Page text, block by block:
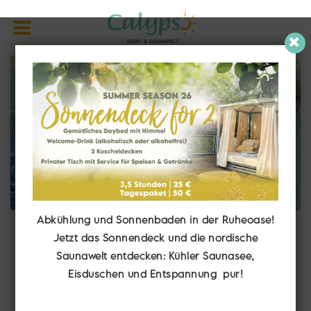
AdventureParcours
Karibische Badewelt |
Abkühlung und Sonnenbaden in der Ruheoase!
Jetzt das Sonnendeck und die nordische
Saunawelt entdecken: Kühler Saunasee,
Eisduschen und Entspannung pur!